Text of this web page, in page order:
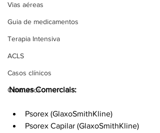
Vias aéreas
Guia de medicamentos
Terapia Intensiva
ACLS
Casos clínicos
Concursos
Nomes Comerciais:
Psorex (GlaxoSmithKline)
Psorex Capilar (GlaxoSmithKline)